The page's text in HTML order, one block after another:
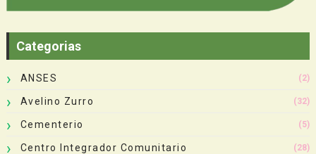
Categorias
ANSES (2)
Avelino Zurro (32)
Cementerio (5)
Centro Integrador Comunitario (28)